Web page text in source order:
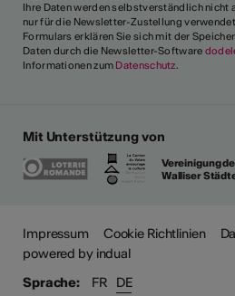
Ihre Daten werden selbstverständlich nicht
nur für die Newsletter-Zustellung
Formulars erklären Sie sich mit der
Daten durch die Newsletter-Software
Informationen zum Datenschutz.
Mit Unterstützung von
Vereinigung
Walliser
Impressum Cookie Richtlinien
powered by indual
Sprache:
FR DE